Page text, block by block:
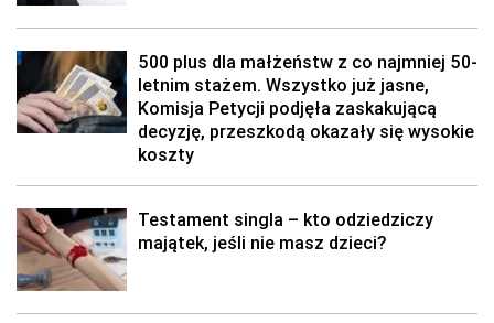
500 plus dla małżeństw z co najmniej 50-
letnim stażem. Wszystko już jasne,
Komisja Petycji podjęła zaskakującą
decyzję, przeszkodą okazały się wysokie
koszty
Testament singla – kto odziedziczy
majątek, jeśli nie masz dzieci?